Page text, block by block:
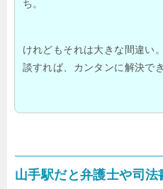
ち。
けれどもそれは大きな間違い
談すれば、カンタンに解決でき
山手駅だと弁護士や司法